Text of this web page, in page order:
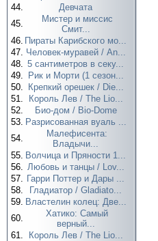
44.
Девчата
45.
Мистер и миссис
Смит...
46. Пираты Карибского мо...
47. Человек-муравей / An...
48. 5 сантиметров в секу...
49.
Рик и Морти (1 сезон...
50.
Крепкий орешек / Die...
51.
Король Лев / The Lio...
52.
Био-дом / Bio-Dome
53. Разрисованная вуаль ...
54.
Малефисента:
Владычи...
55. Волчица и Пряности 1...
56. Любовь и танцы / Lov...
57. Гарри Поттер и Дары ...
58.
Гладиатор / Gladiato...
59. Властелин колец: Две...
60.
Хатико: Самый
верный...
61.
Король Лев / The Lio...